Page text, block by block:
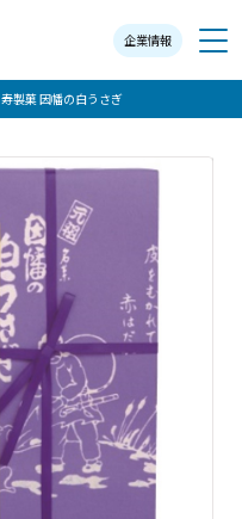
企業情報
メニュー
寿製菓 因幡の白うさぎ